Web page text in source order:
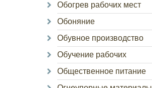
Обогрев рабочих мест
Обоняние
Обувное производство
Обучение рабочих
Общественное питание